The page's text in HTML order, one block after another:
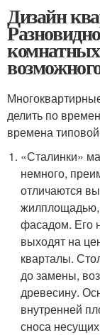
Дизайн
делить по
времена
«Сталинки»
немного,
отличаются
фасадом. Его
выходят на
кварталы.
до замены,
древесину.
внутренней
сноса